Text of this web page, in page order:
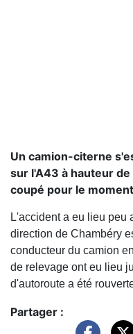
Un camion-citerne
sur l'A43 à hauteur
coupé pour le
L'accident a eu lieu peu
direction de Chambéry
conducteur du camion
de relevage ont eu lieu
d'autoroute a été
Partager :